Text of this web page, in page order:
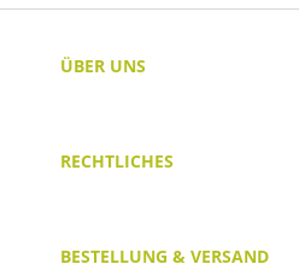
ÜBER UNS
RECHTLICHES
BESTELLUNG & VERSAND